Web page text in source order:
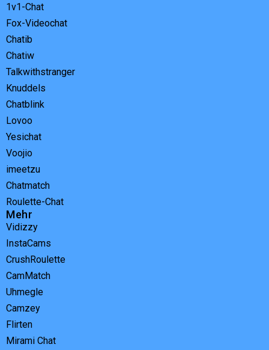
1v1-Chat
Fox-Videochat
Chatib
Chatiw
Talkwithstranger
Knuddels
Chatblink
Lovoo
Yesichat
Voojio
imeetzu
Chatmatch
Roulette-Chat
Mehr
Vidizzy
InstaCams
CrushRoulette
CamMatch
Uhmegle
Camzey
Flirten
Mirami Chat